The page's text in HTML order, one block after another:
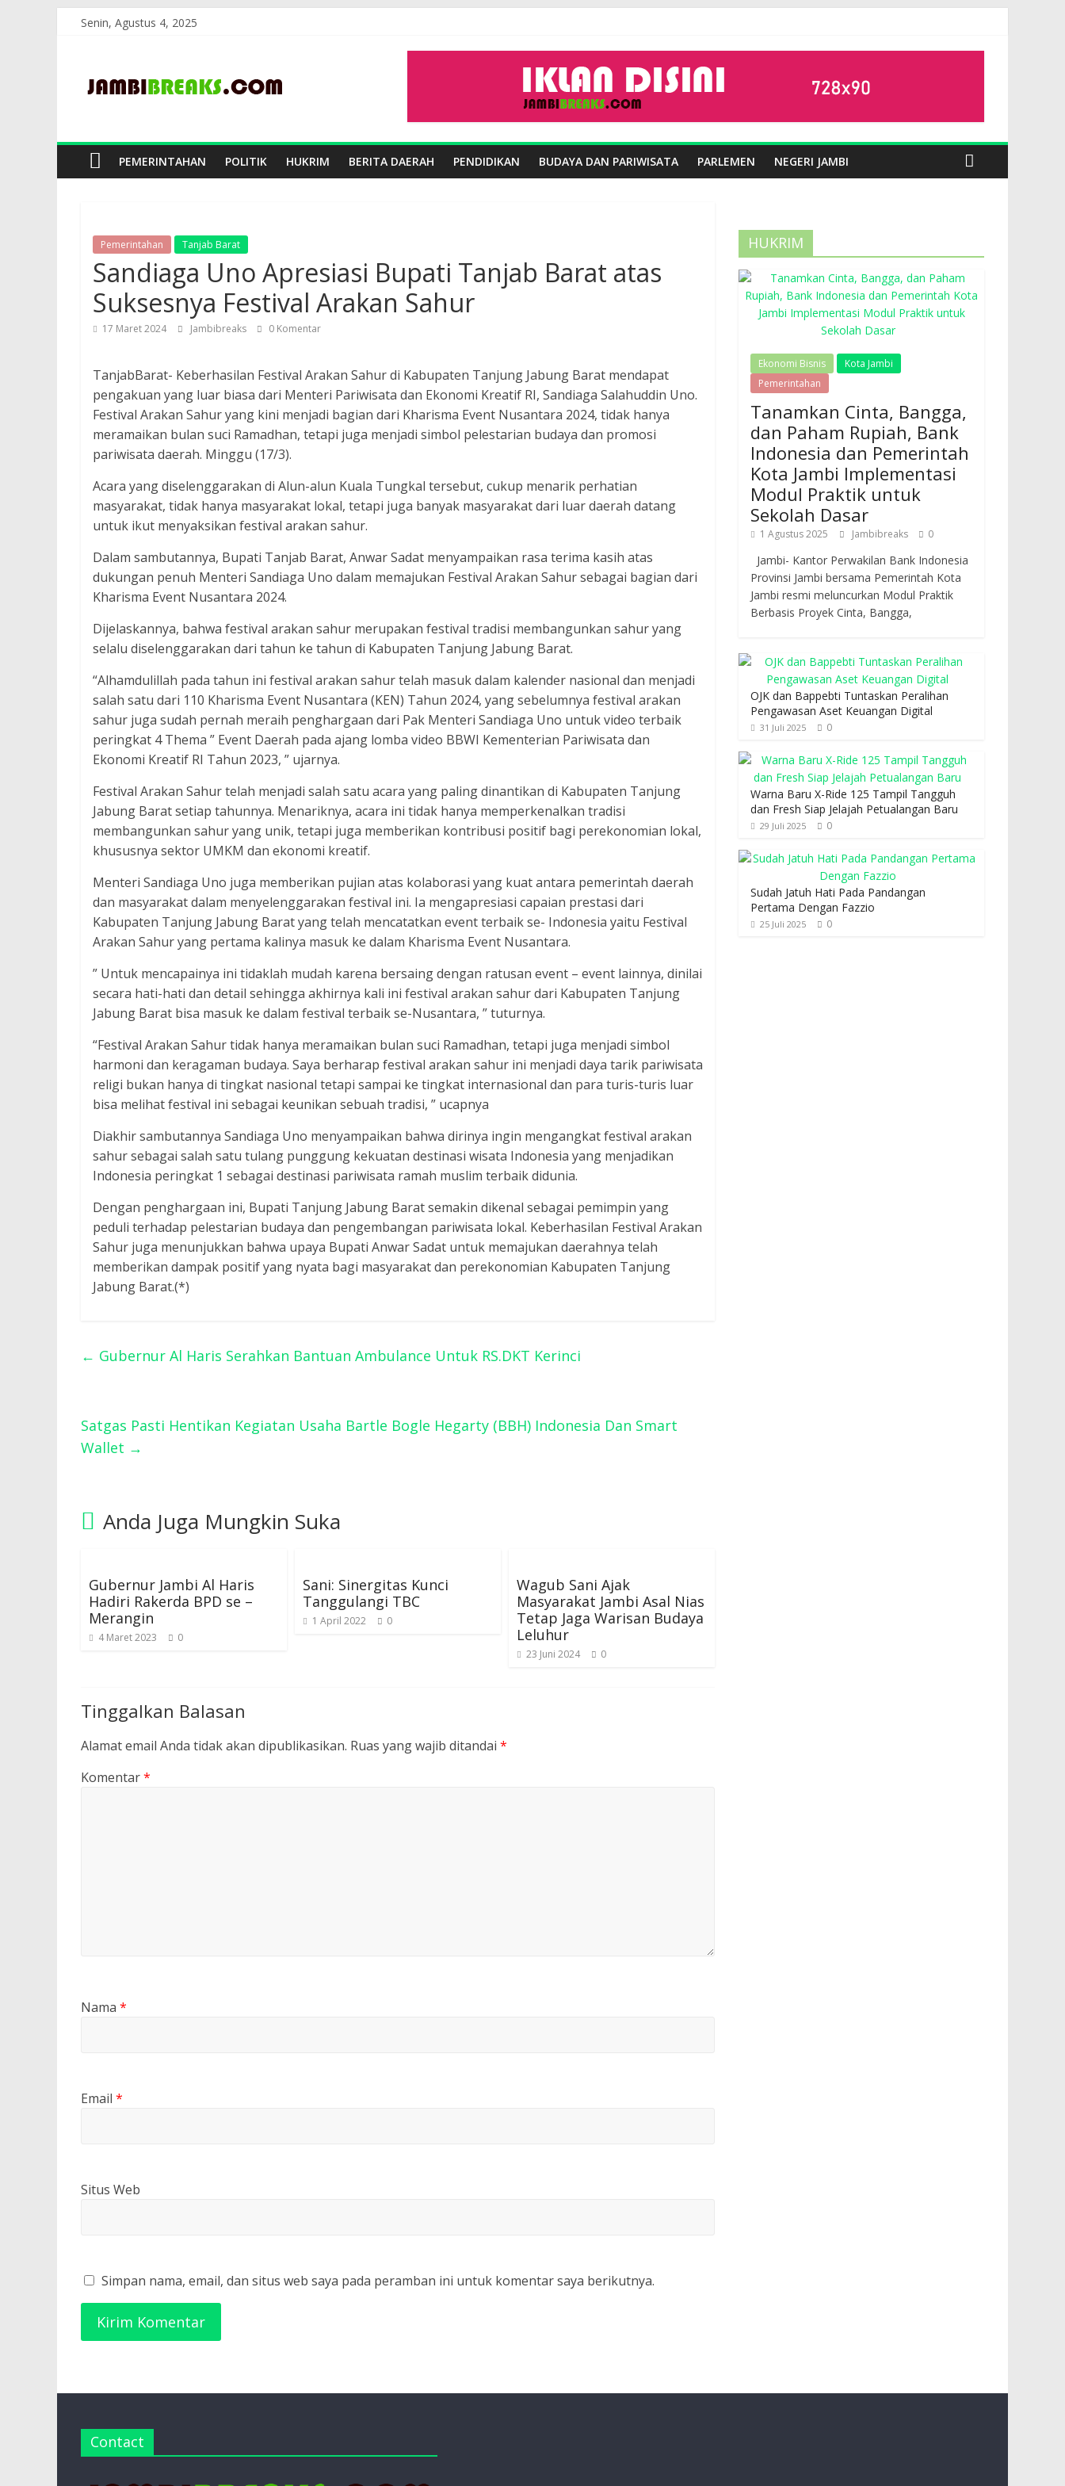
Senin, Agustus 4, 2025
JambiBreaks
PEMERINTAHAN POLITIK HUKRIM BERITA DAERAH PENDIDIKAN BUDAYA DAN PARIWISATA PARLEMEN NEGERI JAMBI
Pemerintahan Tanjab Barat
Sandiaga Uno Apresiasi Bupati Tanjab Barat atas
Suksesnya Festival Arakan Sahur
17 Maret 2024 Jambibreaks 0 Komentar
TanjabBarat- Keberhasilan Festival Arakan Sahur di Kabupaten Tanjung Jabung Barat mendapat
pengakuan yang luar biasa dari Menteri Pariwisata dan Ekonomi Kreatif RI, Sandiaga Salahuddin Uno.
Festival Arakan Sahur yang kini menjadi bagian dari Kharisma Event Nusantara 2024, tidak hanya
meramaikan bulan suci Ramadhan, tetapi juga menjadi simbol pelestarian budaya dan promosi
pariwisata daerah. Minggu (17/3).
Acara yang diselenggarakan di Alun-alun Kuala Tungkal tersebut, cukup menarik perhatian
masyarakat, tidak hanya masyarakat lokal, tetapi juga banyak masyarakat dari luar daerah datang
untuk ikut menyaksikan festival arakan sahur.
Dalam sambutannya, Bupati Tanjab Barat, Anwar Sadat menyampaikan rasa terima kasih atas
dukungan penuh Menteri Sandiaga Uno dalam memajukan Festival Arakan Sahur sebagai bagian dari
Kharisma Event Nusantara 2024.
Dijelaskannya, bahwa festival arakan sahur merupakan festival tradisi membangunkan sahur yang
selalu diselenggarakan dari tahun ke tahun di Kabupaten Tanjung Jabung Barat.
“Alhamdulillah pada tahun ini festival arakan sahur telah masuk dalam kalender nasional dan menjadi
salah satu dari 110 Kharisma Event Nusantara (KEN) Tahun 2024, yang sebelumnya festival arakan
sahur juga sudah pernah meraih penghargaan dari Pak Menteri Sandiaga Uno untuk video terbaik
peringkat 4 Thema ” Event Daerah pada ajang lomba video BBWI Kementerian Pariwisata dan
Ekonomi Kreatif RI Tahun 2023, ” ujarnya.
Festival Arakan Sahur telah menjadi salah satu acara yang paling dinantikan di Kabupaten Tanjung
Jabung Barat setiap tahunnya. Menariknya, acara ini tidak hanya memperkenalkan tradisi
membangunkan sahur yang unik, tetapi juga memberikan kontribusi positif bagi perekonomian lokal,
khususnya sektor UMKM dan ekonomi kreatif.
Menteri Sandiaga Uno juga memberikan pujian atas kolaborasi yang kuat antara pemerintah daerah
dan masyarakat dalam menyelenggarakan festival ini. Ia mengapresiasi capaian prestasi dari
Kabupaten Tanjung Jabung Barat yang telah mencatatkan event terbaik se- Indonesia yaitu Festival
Arakan Sahur yang pertama kalinya masuk ke dalam Kharisma Event Nusantara.
” Untuk mencapainya ini tidaklah mudah karena bersaing dengan ratusan event – event lainnya, dinilai
secara hati-hati dan detail sehingga akhirnya kali ini festival arakan sahur dari Kabupaten Tanjung
Jabung Barat bisa masuk ke dalam festival terbaik se-Nusantara, ” tuturnya.
“Festival Arakan Sahur tidak hanya meramaikan bulan suci Ramadhan, tetapi juga menjadi simbol
harmoni dan keragaman budaya. Saya berharap festival arakan sahur ini menjadi daya tarik pariwisata
religi bukan hanya di tingkat nasional tetapi sampai ke tingkat internasional dan para turis-turis luar
bisa melihat festival ini sebagai keunikan sebuah tradisi, ” ucapnya
Diakhir sambutannya Sandiaga Uno menyampaikan bahwa dirinya ingin mengangkat festival arakan
sahur sebagai salah satu tulang punggung kekuatan destinasi wisata Indonesia yang menjadikan
Indonesia peringkat 1 sebagai destinasi pariwisata ramah muslim terbaik didunia.
Dengan penghargaan ini, Bupati Tanjung Jabung Barat semakin dikenal sebagai pemimpin yang
peduli terhadap pelestarian budaya dan pengembangan pariwisata lokal. Keberhasilan Festival Arakan
Sahur juga menunjukkan bahwa upaya Bupati Anwar Sadat untuk memajukan daerahnya telah
memberikan dampak positif yang nyata bagi masyarakat dan perekonomian Kabupaten Tanjung
Jabung Barat.(*)
← Gubernur Al Haris Serahkan Bantuan Ambulance Untuk RS.DKT Kerinci
Satgas Pasti Hentikan Kegiatan Usaha Bartle Bogle Hegarty (BBH) Indonesia Dan Smart
Wallet →
Anda Juga Mungkin Suka
Gubernur Jambi Al Haris
Hadiri Rakerda BPD se –
Merangin
4 Maret 2023 0
Sani: Sinergitas Kunci
Tanggulangi TBC
1 April 2022 0
Wagub Sani Ajak
Masyarakat Jambi Asal Nias
Tetap Jaga Warisan Budaya
Leluhur
23 Juni 2024 0
Tinggalkan Balasan
Alamat email Anda tidak akan dipublikasikan. Ruas yang wajib ditandai *
Komentar*
Nama *
Email *
Situs Web
Simpan nama, email, dan situs web saya pada peramban ini untuk komentar saya berikutnya.
HUKRIM
Ekonomi Bisnis
Kota Jambi
Pemerintahan
Tanamkan Cinta, Bangga,
dan Paham Rupiah, Bank
Indonesia dan Pemerintah
Kota Jambi Implementasi
Modul Praktik untuk
Sekolah Dasar
1 Agustus 2025 Jambibreaks 0
Jambi- Kantor Perwakilan Bank Indonesia
Provinsi Jambi bersama Pemerintah Kota
Jambi resmi meluncurkan Modul Praktik
Berbasis Proyek Cinta, Bangga,
OJK dan Bappebti Tuntaskan Peralihan
Pengawasan Aset Keuangan Digital
31 Juli 2025 0
Warna Baru X-Ride 125 Tampil Tangguh
dan Fresh Siap Jelajah Petualangan Baru
29 Juli 2025 0
Sudah Jatuh Hati Pada Pandangan
Pertama Dengan Fazzio
25 Juli 2025 0
Contact